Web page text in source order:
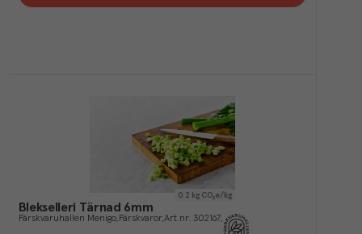
0.2 kg CO₂e/kg
Blekselleri Tärnad 6mm
Färskvaruhallen Menigo Färskvaror Art.nr. 302167